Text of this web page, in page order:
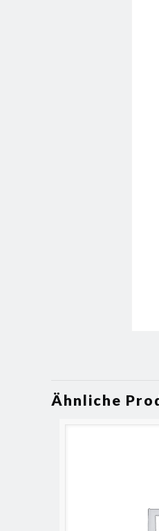
Ähnliche